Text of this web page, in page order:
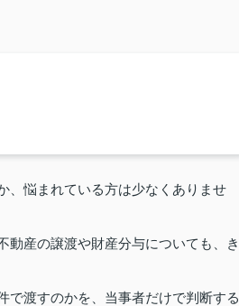
、悩まれている方は少なくありませ
動産の譲渡や財産分与についても、き
で渡すのかを、当事者だけで判断する